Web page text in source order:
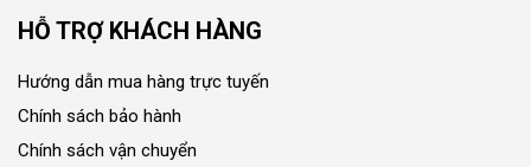
HỖ TRỢ KHÁCH HÀNG
Hướng dẫn mua hàng trực tuyến
Chính sách bảo hành
Chính sách vận chuyển